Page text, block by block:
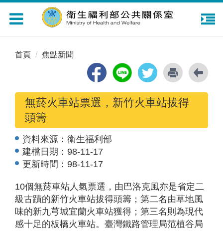
Toggle
navigation
首頁 焦點新聞
無菸火車站票選，新竹火車站拔得
頭籌
資料來源： 衛生福利部
建檔日期： 98-11-17
更新時間： 98-11-17
10個無菸車站人氣票選，由巴洛克風亦是省定二
級古蹟的新竹火車站拔得頭籌；第二名由草地風
味的新九芎城宜蘭火車站獲得；第三名則為現代
感十足的板橋火車站。臺灣鐵路管理局范植谷局